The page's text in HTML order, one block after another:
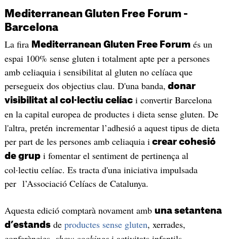
Mediterranean Gluten Free Forum -
Barcelona
La fira Mediterranean Gluten Free Forumés un
espai 100% sense gluten i totalment apte per a persones
amb celiaquia i sensibilitat al gluten no celíaca que
persegueix dos objectius clau. D'una banda, donar
visibilitat al col·lectiu celíaci convertir Barcelona
en la capital europea de productes i dieta sense gluten. De
l'altra, pretén incrementar l’adhesió a aquest tipus de dieta
per part de les persones amb celiaquia i crear cohesió
de grupi fomentar el sentiment de pertinença al
col·lectiu celíac. Es tracta d'una iniciativa impulsada
per l’Associació Celíacs de Catalunya.
Aquesta edició comptarà novament amb una setantena
d’estandsde productes sense gluten, xerrades,